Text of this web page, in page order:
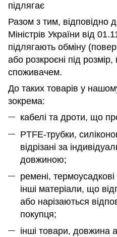
підлягає
Разом з тим, відповідно
Міністрів України від
підлягають обміну
або розкроєні під
споживачем.
До таких товарів у
зокрема:
кабелі та дроти, що
PTFE-трубки,
відрізані за
довжиною;
ремені,
інші матеріали, що
або нарізаються
покупця;
інші товари, довжина